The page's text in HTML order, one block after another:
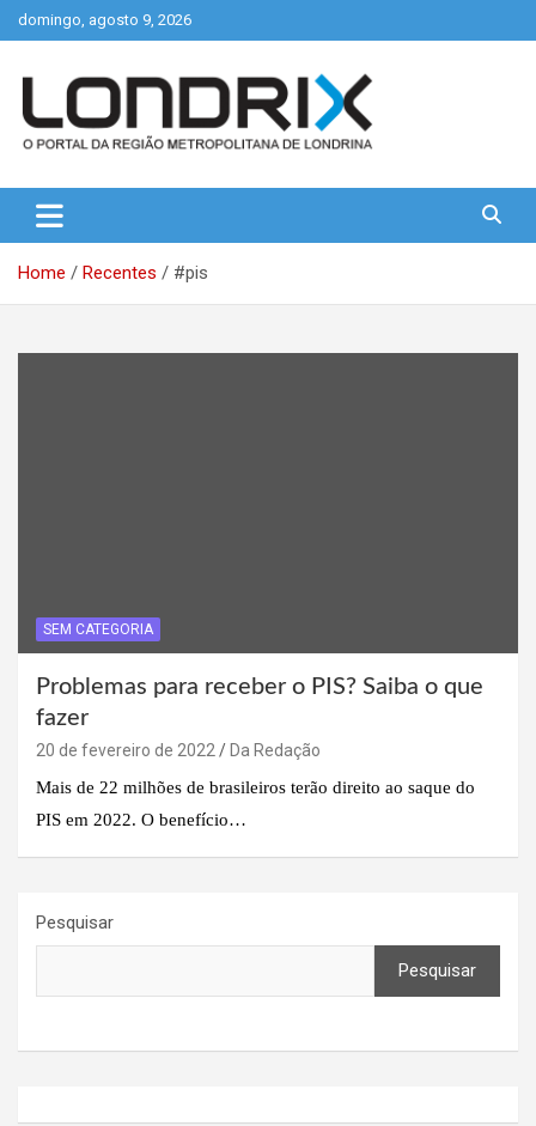
Skip
to
domingo, agosto 9, 2026
Londrix
Home Recentes #pis
SEM CATEGORIA
Problemas para receber o PIS? Saiba o que
fazer
20 de fevereiro de 2022
Da Redação
Mais de 22 milhões de brasileiros terão direito ao saque do
PIS em 2022. O benefício…
Pesquisar
Pesquisar